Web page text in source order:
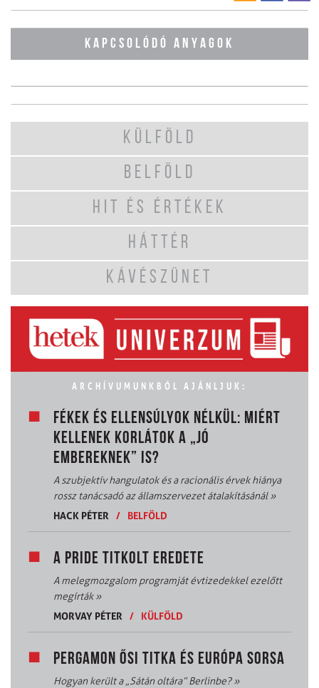
KAPCSOLÓDÓ ANYAGOK
KÜLFÖLD
BELFÖLD
HIT ÉS ÉRTÉKEK
HÁTTÉR
KÁVÉSZÜNET
ARCHÍVUMUNKBÓL AJÁNLJUK:
FÉKEK ÉS ELLENSÚLYOK NÉLKÜL: MIÉRT
KELLENEK KORLÁTOK A „JÓ
EMBEREKNEK” IS?
A szubjektív hangulatok és a racionális érvek hiánya
rossz tanácsadó az államszervezet átalakításánál»
HACK PÉTER
/ BELFÖLD
A PRIDE TITKOLT EREDETE
A melegmozgalom programját évtizedekkel ezelőtt
megírták»
MORVAY PÉTER
/ KÜLFÖLD
PERGAMON ŐSI TITKA ÉS EURÓPA SORSA
Hogyan került a „Sátán oltára” Berlinbe?»